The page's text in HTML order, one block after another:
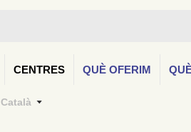
CENTRES QUÈ OFERIM
Català